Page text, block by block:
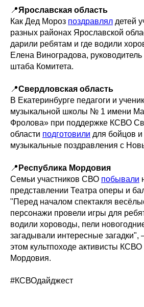
📍Ярославская область
Как Дед Мороз поздравлял детей
разных районах Ярославской
дарили ребятам и где водили
Елена Виноградова, руководитель
штаба Комитета.
📍Свердловская область
В Екатеринбурге педагоги и
музыкальной школы № 1 имени
Фролова» при поддержке КСВО
области подготовили для бойцов
музыкальные поздравления с
📍 Республика Мордовия
Семьи участников СВО побывали
представлении Театра оперы и
"Перед началом спектакля
персонажи провели игры для
водили хороводы, пели
загадывали интересные загадки",
этом культпоходе активисты КСВО
Мордовия.
#КСВОдайджест